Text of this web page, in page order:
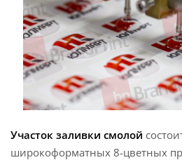
Участок заливки смолой
широкоформатных 8-цветных